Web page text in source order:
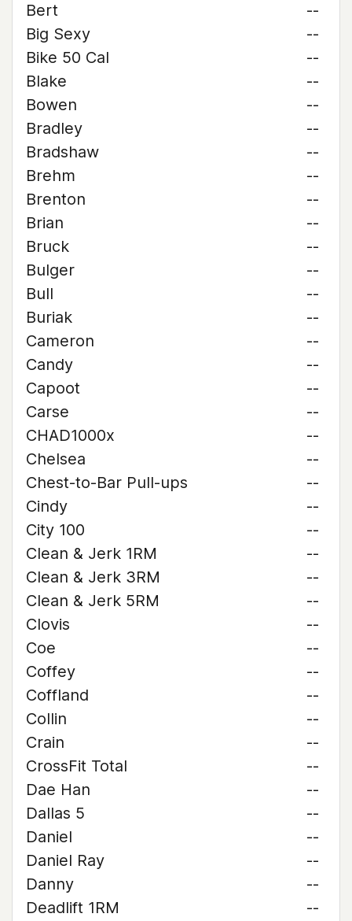
Bert
--
Big Sexy
--
Bike 50 Cal
--
Blake
--
Bowen
--
Bradley
--
Bradshaw
--
Brehm
--
Brenton
--
Brian
--
Bruck
--
Bulger
--
Bull
--
Buriak
--
Cameron
--
Candy
--
Capoot
--
Carse
--
CHAD1000x
--
Chelsea
--
Chest-to-Bar Pull-ups
--
Cindy
--
City 100
--
Clean & Jerk 1RM
--
Clean & Jerk 3RM
--
Clean & Jerk 5RM
--
Clovis
--
Coe
--
Coffey
--
Coffland
--
Collin
--
Crain
--
CrossFit Total
--
Dae Han
--
Dallas 5
--
Daniel
--
Daniel Ray
--
Danny
--
Deadlift 1RM
--